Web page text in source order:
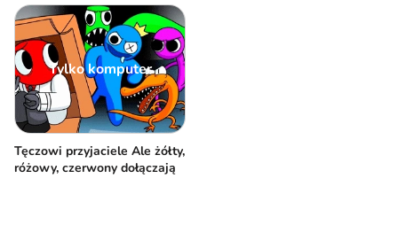
Tylko komputer
Tęczowi przyjaciele Ale żółty,
różowy, czerwony dołączają